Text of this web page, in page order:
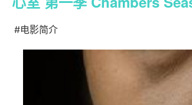
#电影简介